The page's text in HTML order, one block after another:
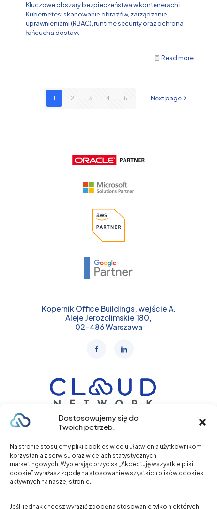
Dostosowujemy się do
Twoich potrzeb.
Na stronie stosujemy pliki cookies w celu ułatwienia użytkownikom
korzystania z serwisu oraz w celach statystycznych i
marketingowych. Wybierając przycisk „Akceptuję wszystkie pliki
cookie” wyrażasz zgodę na stosowanie wszystkich plików cookies
aktywnych na naszej stronie.
Jeśli jednak chcesz wyrazić zgodę na stosowanie tylko niektórych
Kluczowe obszary bezpieczeństwa w kontenerach i
Kubernetes: skanowanie obrazów, zarządzanie
uprawnieniami (RBAC), runtime security oraz ochrona
łańcucha dostaw.
Read more
1 2 3 4 5 Next page
Kopernik Office Buildings, wejście A,
Aleje Jerozolimskie 180,
02-486 Warszawa
+48 577 317 102
Zadzwoń
O NAS